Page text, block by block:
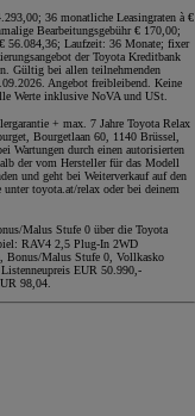
36 monatliche Leasingraten à €
Bearbeitungsgebühr € 170,00;
€ 56.084,36; Laufzeit: 36 Monate; fixer
der Toyota Kreditbank
Gültig bei allen teilnehmenden
Angebot freibleibend. Keine
Werte inklusive NoVA und USt.
+ max. 7 Jahre Toyota Relax
Bourgetlaan 60, 1140 Brüssel,
Wartungen durch einen autorisierten
der vom Hersteller für das Modell
und geht bei Weiterverkauf auf den
unter toyota.at/relax oder bei deinem
Malus Stufe 0 über die Toyota
RAV4 2,5 Plug-In 2WD
Bonus/Malus Stufe 0, Vollkasko
EUR 50.990,-
98,04.